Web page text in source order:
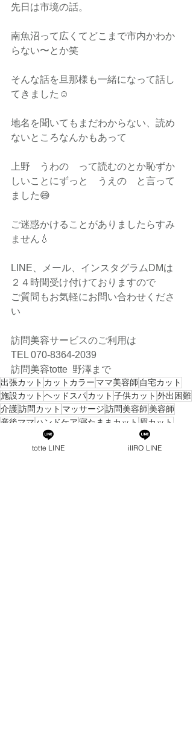
先日は市境の話。
南魚沼って広くてどこまで市内かわか
らない〜とか笑
そんな話を旦那様も一緒になって話し
てきました☺️
地名を聞いてもまだわからない、読め
ないところなんかもあって
上野　うわの　って読むのとか恥ずか
しいことにずっと　うえの　と言って
ました😅
ご迷惑かけることがありましたらすみ
ません💧
LINE、メール、インスタグラムDMは
２４時間受け付けておりますので
ご質問もお気軽にお問い合わせくださ
い
訪問美容サービスのご利用は
TEL 070-8364-2039
訪問美容totte  野澤まで
出張カット カットカラー ママ美容師 自宅カット
施設カット ヘッドスパカット 子供カット 外出困難
介護訪問カット マッサージ訪問美容師 美容師
産後ママ ハンドケア寝たままカット 眉カット
寝たままシャンプー
訪問美容totte LINE iIIRO LINE